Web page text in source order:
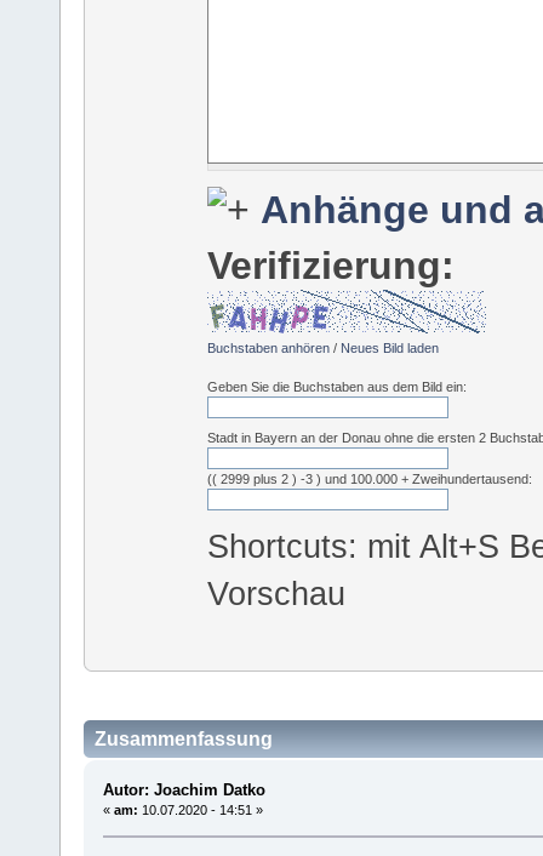
Anhänge und
Verifizierung:
Buchstaben anhören / Neues Bild laden
Geben Sie die Buchstaben aus dem Bild ein:
Stadt in Bayern an der Donau ohne die ersten 2
(( 2999 plus 2 ) -3 ) und 100.000 + Zweihundertausend:
Shortcuts: mit Alt+S
Vorschau
Zusammenfassung
Autor: Joachim Datko
« am: 10.07.2020 - 14:51 »